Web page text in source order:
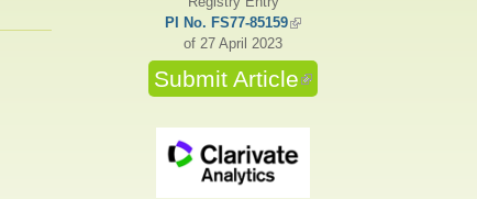
PI No. FS77-85159(link is external)
of 27 April 2023
Submit Article(link is external)